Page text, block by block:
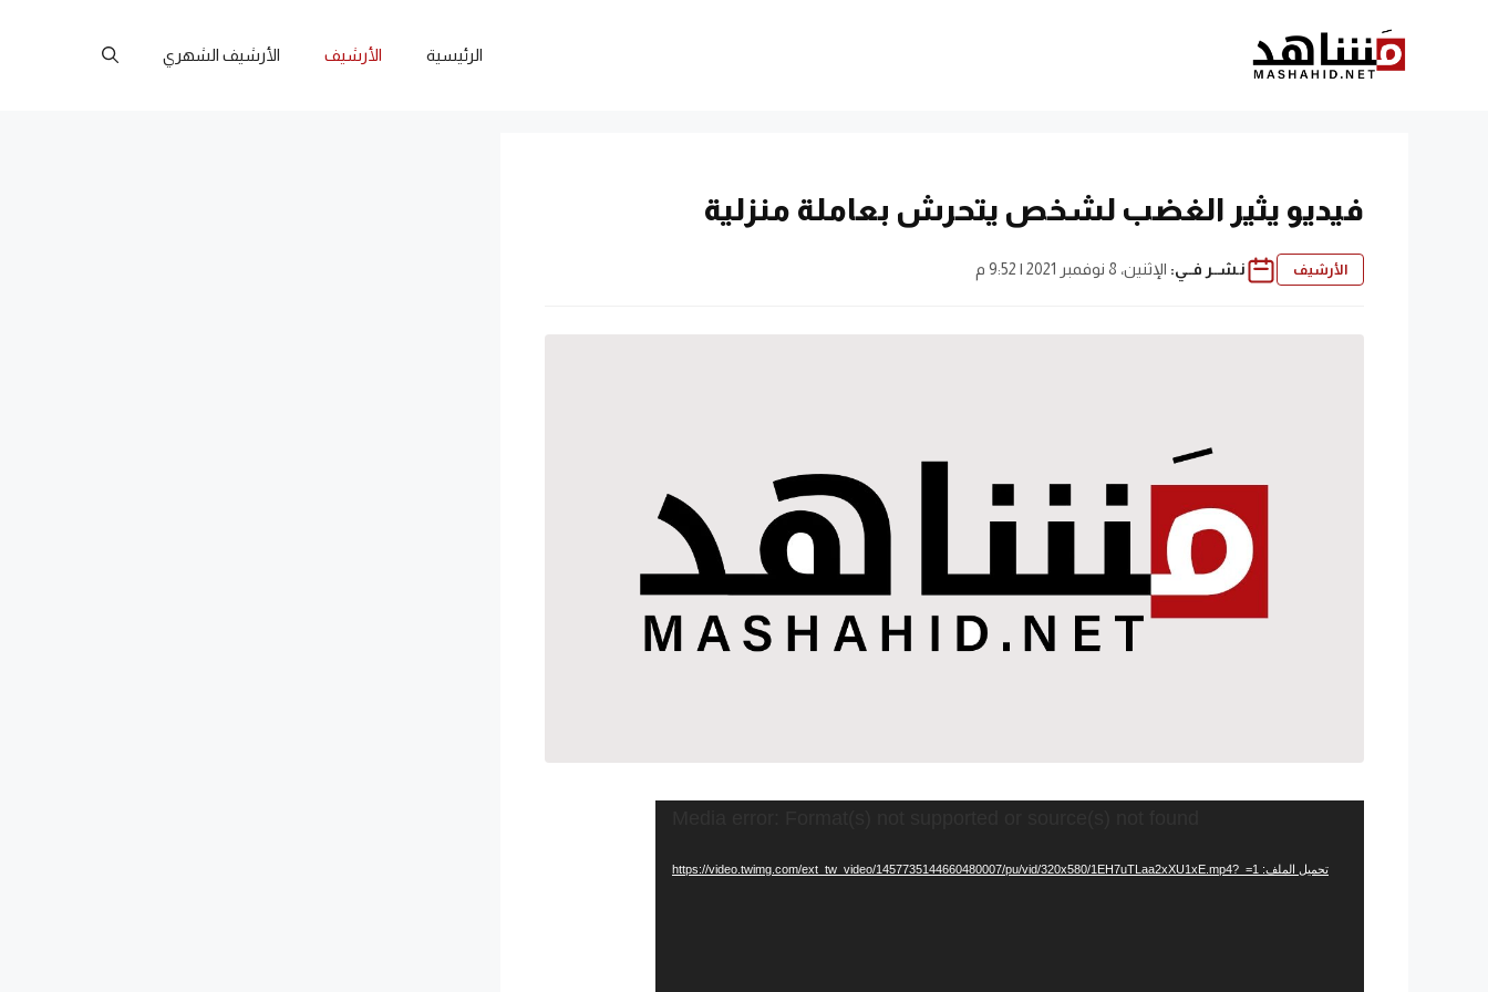
الرئيسية الأرشيف الأرشيف الشهري
فيديو يثير الغضب لشخص يتحرش بعاملة منزلية
الأرشيف نـشــر فــي: الإثنين، 8 نوفمبر 2021 | 9:52 م
تحميل الملف: https://video.twimg.com/ext_tw_video/1457735144660480007/pu/vid/320x580/1EH7uTLaa2xXU1xE.mp4?_=1